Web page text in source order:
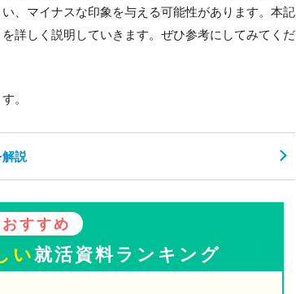
、マイナスな印象を与える可能性があります。本記
詳しく説明していきます。ぜひ参考にしてみてくだ
。
解説
すすめ
い就活資料ランキング